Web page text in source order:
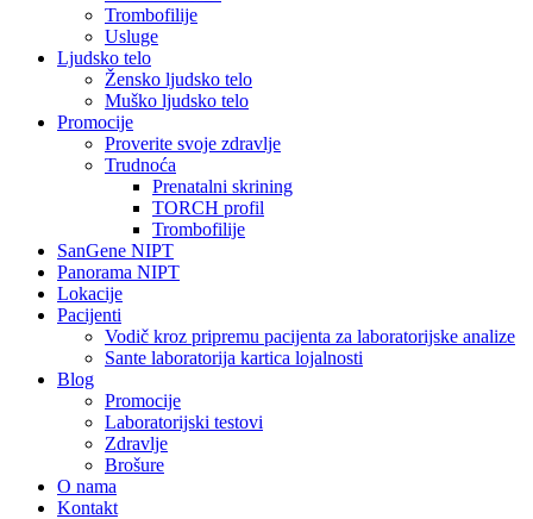
Trombofilije
Usluge
Ljudsko telo
Žensko ljudsko telo
Muško ljudsko telo
Promocije
Proverite svoje zdravlje
Trudnoća
Prenatalni skrining
TORCH profil
Trombofilije
SanGene NIPT
Panorama NIPT
Lokacije
Pacijenti
Vodič kroz pripremu pacijenta za laboratorijske analize
Sante laboratorija kartica lojalnosti
Blog
Promocije
Laboratorijski testovi
Zdravlje
Brošure
O nama
Kontakt